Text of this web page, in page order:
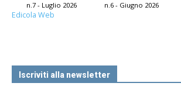
n.7 - Luglio 2026 n.6 - Giugno 2026
Edicola Web
Iscriviti alla newsletter